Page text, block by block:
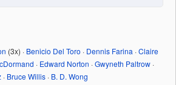
(3x) · Benicio Del Toro · Dennis Farina ·Claire
· Edward Norton ·Gwyneth Paltrow ·
· Bruce Willis · B. D. Wong